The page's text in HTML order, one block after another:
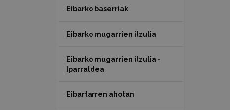
Eibarko baserriak
Eibarko mugarrien itzulia
Eibarko mugarrien itzulia -
Iparraldea
Eibartarren ahotan